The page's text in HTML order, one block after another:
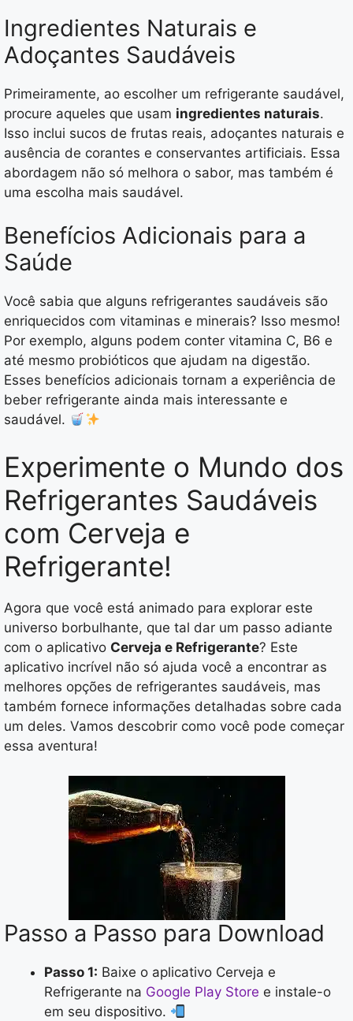
Ingredientes Naturais e
Adoçantes Saudáveis
Primeiramente, ao escolher um refrigerante saudável,
procure aqueles que usam ingredientes naturais.
Isso inclui sucos de frutas reais, adoçantes naturais e
ausência de corantes e conservantes artificiais. Essa
abordagem não só melhora o sabor, mas também é
uma escolha mais saudável.
Benefícios Adicionais para a
Saúde
Você sabia que alguns refrigerantes saudáveis são
enriquecidos com vitaminas e minerais? Isso mesmo!
Por exemplo, alguns podem conter vitamina C, B6 e
até mesmo probióticos que ajudam na digestão.
Esses benefícios adicionais tornam a experiência de
beber refrigerante ainda mais interessante e
saudável.
Experimente o Mundo dos
Refrigerantes Saudáveis
com Cerveja e
Refrigerante!
Agora que você está animado para explorar este
universo borbulhante, que tal dar um passo adiante
com o aplicativo Cerveja e Refrigerante? Este
aplicativo incrível não só ajuda você a encontrar as
melhores opções de refrigerantes saudáveis, mas
também fornece informações detalhadas sobre cada
um deles. Vamos descobrir como você pode começar
essa aventura!
Passo a Passo para Download
Passo 1: Baixe o aplicativo Cerveja e
Refrigerante na Google Play Store e instale-o
em seu dispositivo.